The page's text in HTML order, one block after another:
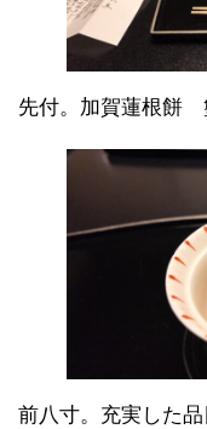
先付。加賀蓮根
前八寸。充実した品